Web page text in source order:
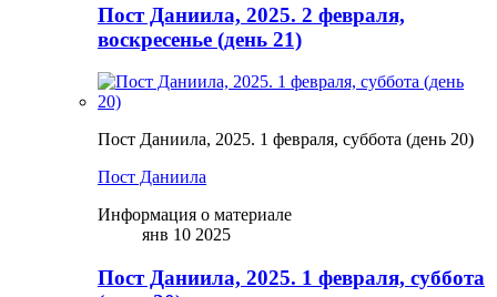
Пост Даниила, 2025. 2 февраля,
воскресенье (день 21)
Пост Даниила, 2025. 1 февраля, суббота (день 20)
Пост Даниила
Информация о материале
янв 10 2025
Пост Даниила, 2025. 1 февраля, суббота